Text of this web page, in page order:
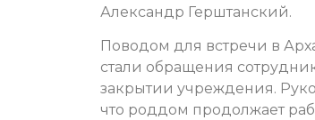
Александр Герштанский.
Поводом для встречи в
стали обращения
закрытии учреждения.
что роддом продолжает